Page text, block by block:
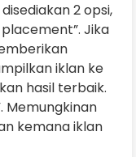
2 opsi,
Jika
iklan ke
hasil terbaik.
Memungkinan
kemana iklan